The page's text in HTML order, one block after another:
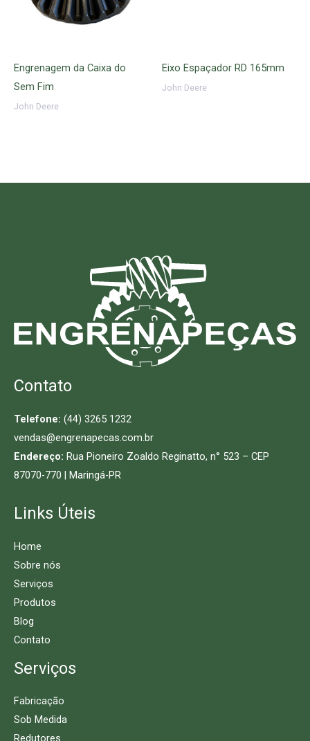
Engrenagem da Caixa do
Sem Fim
John Deere
Eixo Espaçador RD 165mm
John Deere
Contato
Telefone: (44) 3265 1232
vendas@engrenapecas.com.br
Endereço: Rua Pioneiro Zoaldo Reginatto, n° 523 – CEP
87070-770 | Maringá-PR
Links Úteis
Home
Sobre nós
Serviços
Produtos
Blog
Contato
Serviços
Fabricação
Sob Medida
Redutores